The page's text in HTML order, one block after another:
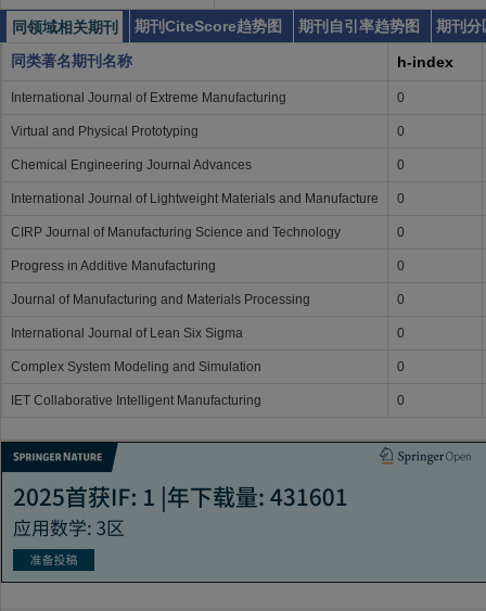
同领域相关期刊 期刊CiteScore趋势图 期刊自引率趋势图
期刊分
同类著名期刊名称
h-index
International Journal of Extreme Manufacturing 0
Virtual and Physical Prototyping 0
Chemical Engineering Journal Advances 0
International Journal of Lightweight Materials and Manufacture 0
CIRP Journal of Manufacturing Science and Technology 0
Progress in Additive Manufacturing 0
Journal of Manufacturing and Materials Processing 0
International Journal of Lean Six Sigma 0
Complex System Modeling and Simulation 0
IET Collaborative Intelligent Manufacturing 0